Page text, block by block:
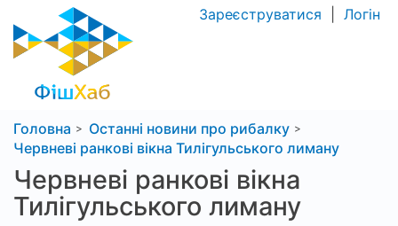
Зареєструватися Логін
Головна
Останні новини про рибалку
Червневі ранкові вікна Тилігульського лиману
Червневі ранкові вікна
Тилігульського лиману